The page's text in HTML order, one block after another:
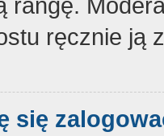
ręcznie ją
się